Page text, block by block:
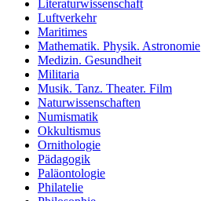
Literaturwissenschaft
Luftverkehr
Maritimes
Mathematik. Physik. Astronomie
Medizin. Gesundheit
Militaria
Musik. Tanz. Theater. Film
Naturwissenschaften
Numismatik
Okkultismus
Ornithologie
Pädagogik
Paläontologie
Philatelie